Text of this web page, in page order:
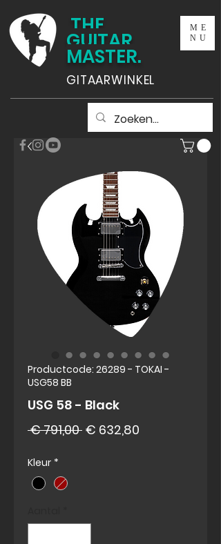
THE
GUITAR
MASTER.
GITAARWINKEL
ME
NU
Productcode: 26289 - TOKAI -
USG58 BB
USG 58 - Black
€ 791,00 Normale
€ 632,80
Kleur *